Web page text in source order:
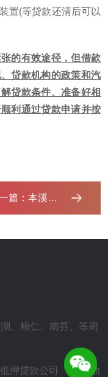
置(等贷款还清后可以
的有效途径，但借款
贷款机构的政策和汽
贷款条件、准备好相
利通过贷款申请并按
篇：本溪县汽车抵押借款的额度如何确定？ ...‌
桓仁 南芬 、等周
抵押贷款公司 网站地